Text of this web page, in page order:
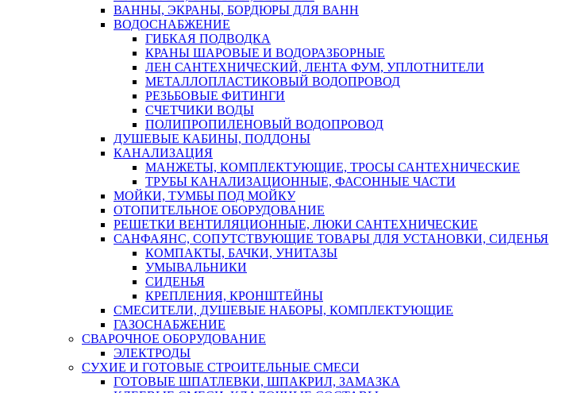
ВАННЫ, ЭКРАНЫ, БОРДЮРЫ ДЛЯ ВАНН
ВОДОСНАБЖЕНИЕ
ГИБКАЯ ПОДВОДКА
КРАНЫ ШАРОВЫЕ И ВОДОРАЗБОРНЫЕ
ЛЕН САНТЕХНИЧЕСКИЙ, ЛЕНТА ФУМ, УПЛОТНИТЕЛИ
МЕТАЛЛОПЛАСТИКОВЫЙ ВОДОПРОВОД
РЕЗЬБОВЫЕ ФИТИНГИ
СЧЕТЧИКИ ВОДЫ
ПОЛИПРОПИЛЕНОВЫЙ ВОДОПРОВОД
ДУШЕВЫЕ КАБИНЫ, ПОДДОНЫ
КАНАЛИЗАЦИЯ
МАНЖЕТЫ, КОМПЛЕКТУЮЩИЕ, ТРОСЫ САНТЕХНИЧЕСКИЕ
ТРУБЫ КАНАЛИЗАЦИОННЫЕ, ФАСОННЫЕ ЧАСТИ
МОЙКИ, ТУМБЫ ПОД МОЙКУ
ОТОПИТЕЛЬНОЕ ОБОРУДОВАНИЕ
РЕШЕТКИ ВЕНТИЛЯЦИОННЫЕ, ЛЮКИ САНТЕХНИЧЕСКИЕ
САНФАЯНС, СОПУТСТВУЮЩИЕ ТОВАРЫ ДЛЯ УСТАНОВКИ, СИДЕНЬЯ
КОМПАКТЫ, БАЧКИ, УНИТАЗЫ
УМЫВАЛЬНИКИ
СИДЕНЬЯ
КРЕПЛЕНИЯ, КРОНШТЕЙНЫ
СМЕСИТЕЛИ, ДУШЕВЫЕ НАБОРЫ, КОМПЛЕКТУЮЩИЕ
ГАЗОСНАБЖЕНИЕ
СВАРОЧНОЕ ОБОРУДОВАНИЕ
ЭЛЕКТРОДЫ
СУХИЕ И ГОТОВЫЕ СТРОИТЕЛЬНЫЕ СМЕСИ
ГОТОВЫЕ ШПАТЛЕВКИ, ШПАКРИЛ, ЗАМАЗКА